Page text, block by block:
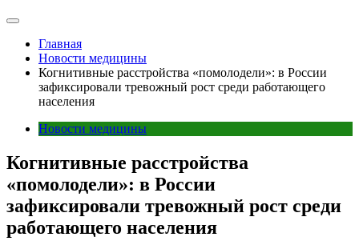
Главная
Новости медицины
Когнитивные расстройства «помолодели»: в России
зафиксировали тревожный рост среди работающего
населения
Новости медицины
Когнитивные расстройства
«помолодели»: в России
зафиксировали тревожный рост среди
работающего населения